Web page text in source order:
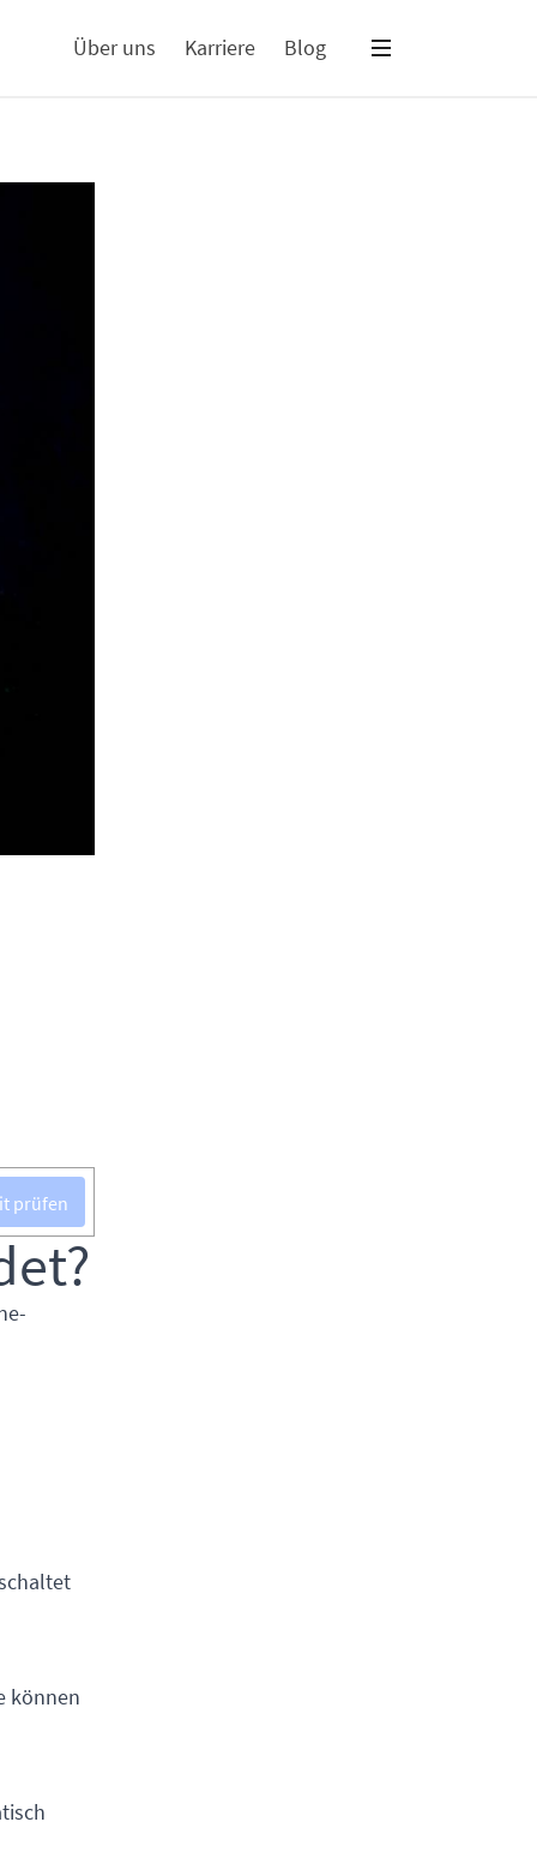
Über uns Karriere Blog
prüfen
können